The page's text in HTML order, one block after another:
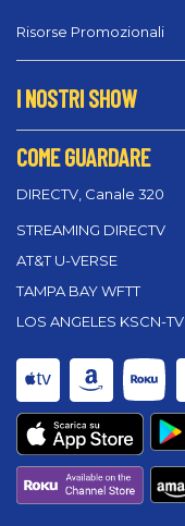
Risorse Promozionali
I NOSTRI SHOW
COME GUARDARE
DIRECTV, Canale 320
STREAMING DIRECTV
AT&T U-VERSE
TAMPA BAY WFTT
LOS ANGELES KSCN-TV